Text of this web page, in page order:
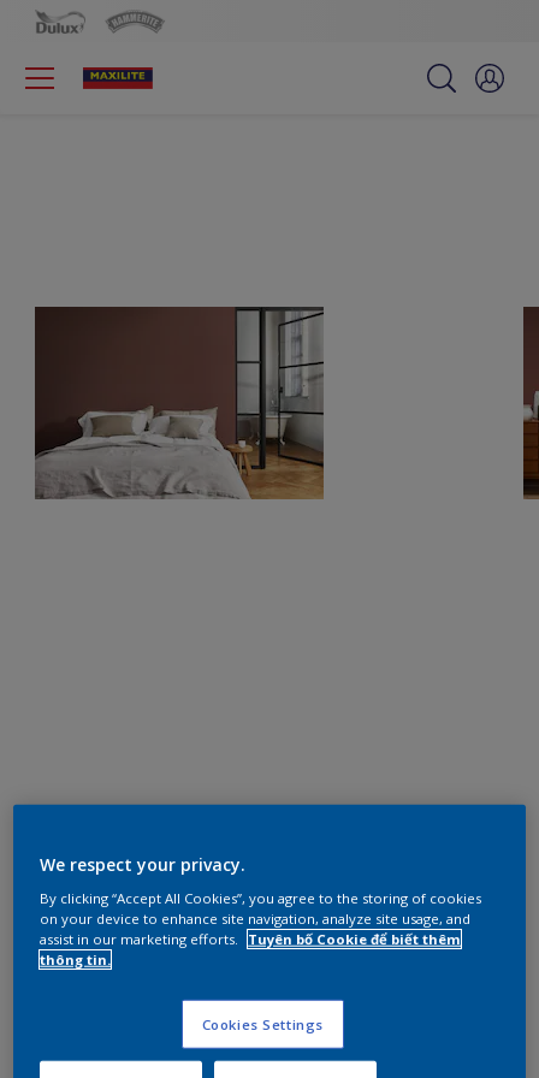
We respect your privacy.
By clicking “Accept All Cookies”, you agree to the storing of cookies
on your device to enhance site navigation, analyze site usage, and
assist in our marketing efforts.
Tuyên bố Cookie để biết thêm
thông tin.
Cookies Settings